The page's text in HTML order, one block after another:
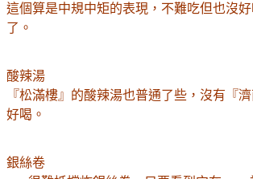
這個算是中規中矩的表現，不難吃但也沒
了 。
酸辣湯
『松滿樓』的酸辣湯也普通了些 ，沒有 『
好喝。
銀絲卷